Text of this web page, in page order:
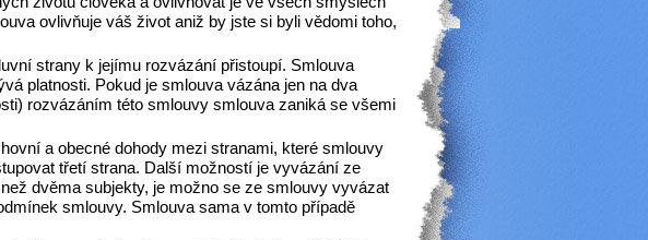
ovlivňuje váš život aniž by jste si byli vědomi toho,
strany k jejímu rozvázání přistoupí. Smlouva
platnosti. Pokud je smlouva vázána jen na dva
rozvázáním této smlouvy smlouva zaniká se všemi
a obecné dohody mezi stranami, které smlouvy
třetí strana. Další možností je vyvázání ze
dvěma subjekty, je možno se ze smlouvy vyvázat
smlouvy. Smlouva sama v tomto případě